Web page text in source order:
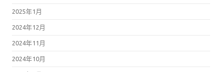
2025年1月
2024年12月
2024年11月
2024年10月